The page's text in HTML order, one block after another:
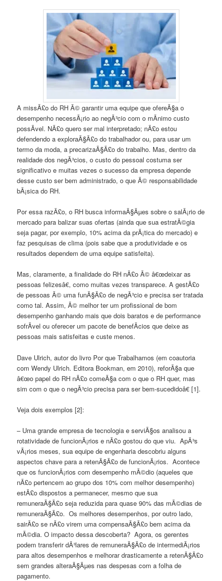
A missÃ£o do RH Ã© garantir uma equipe que ofereÃ§a o
desempenho necessÃ¡rio ao negÃ³cio com o mÃ­nimo custo
possÃ­vel. NÃ£o quero ser mal interpretado; nÃ£o estou
defendendo a exploraÃ§Ã£o do trabalhador ou, para usar um
termo da moda, a precarizaÃ§Ã£o do trabalho. Mas, dentro da
realidade dos negÃ³cios, o custo do pessoal costuma ser
significativo e muitas vezes o sucesso da empresa depende
desse custo ser bem administrado, o que Ã© responsabilidade
bÃ¡sica do RH.
Por essa razÃ£o, o RH busca informaÃ§Ãµes sobre o salÃ¡rio de
mercado para balizar suas ofertas (ainda que sua estratÃ©gia
seja pagar, por exemplo, 10% acima da prÃ¡tica do mercado) e
faz pesquisas de clima (pois sabe que a produtividade e os
resultados dependem de uma equipe satisfeita).
Mas, claramente, a finalidade do RH nÃ£o Ã© â€œdeixar as
pessoas felizesâ€, como muitas vezes transparece. A gestÃ£o
de pessoas Ã© uma funÃ§Ã£o de negÃ³cio e precisa ser tratada
como tal. Assim, Ã© melhor ter um profissional de bom
desempenho ganhando mais que dois baratos e de performance
sofrÃ­vel ou oferecer um pacote de benefÃ­cios que deixe as
pessoas mais satisfeitas e custe menos.
Dave Ulrich, autor do livro Por que Trabalhamos (em coautoria
com Wendy Ulrich. Editora Bookman, em 2010), reforÃ§a que
â€œo papel do RH nÃ£o comeÃ§a com o que o RH quer, mas
sim com o que o negÃ³cio precisa para ser bem-sucedidoâ€ [1].
Veja dois exemplos [2]:
– Uma grande empresa de tecnologia e serviÃ§os analisou a
rotatividade de funcionÃ¡rios e nÃ£o gostou do que viu. ApÃ³s
vÃ¡rios meses, sua equipe de engenharia descobriu alguns
aspectos chave para a retenÃ§Ã£o de funcionÃ¡rios. Acontece
que os funcionÃ¡rios com desempenho mÃ©dio (aqueles que
nÃ£o pertencem ao grupo dos 10% com melhor desempenho)
estÃ£o dispostos a permanecer, mesmo que sua
remuneraÃ§Ã£o seja reduzida para quase 90% das mÃ©dias de
remuneraÃ§Ã£o. Os melhores desempenhos, por outro lado,
sairÃ£o se nÃ£o virem uma compensaÃ§Ã£o bem acima da
mÃ©dia. O impacto dessa descoberta? Agora, os gerentes
podem transferir dÃ³lares de remuneraÃ§Ã£o de intermediÃ¡rios
para altos desempenhos e melhorar drasticamente a retenÃ§Ã£o
sem grandes alteraÃ§Ãµes nas despesas com a folha de
pagamento.